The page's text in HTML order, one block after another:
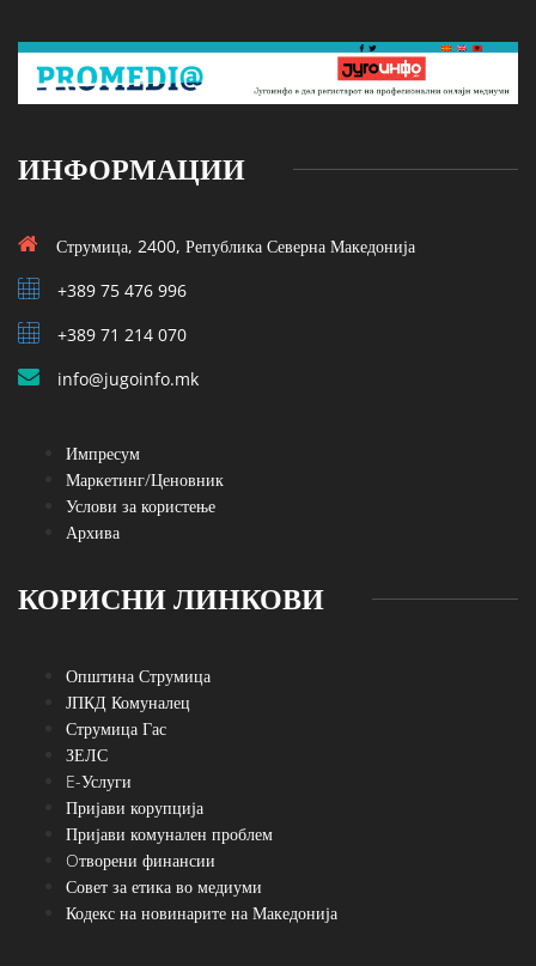
ИНФОРМАЦИИ
Струмица, 2400, Република Северна Македонија
+389 75 476 996
+389 71 214 070
info@jugoinfo.mk
Импресум
Маркетинг/Ценовник
Услови за користење
Архива
КОРИСНИ ЛИНКОВИ
Општина Струмица
ЈПКД Комуналец
Струмица Гас
ЗЕЛС
E-Услуги
Пријави корупција
Пријави комунален проблем
Oтворени финансии
Совет за етика во медиуми
Кодекс на новинарите на Македонија